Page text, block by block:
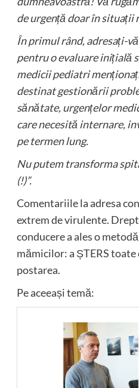
de urgență doar în situații
În primul rând, adresați-
pentru o evaluare inițială
medicii pediatri
destinat gestionării
sănătate, urgențelor
care necesită internare,
pe termen lung.
Nu putem transforma
(!)”.
Comentariile la adresa
extrem de virulente.
conducere a ales o
mămicilor: a ȘTERS
postarea.
Pe aceeași temă: